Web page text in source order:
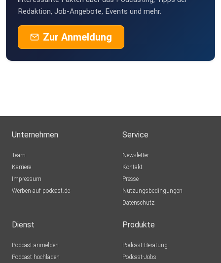
Redaktion, Job-Angebote, Events und mehr.
Zur Anmeldung
Unternehmen
Team
Karriere
Impressum
Werben auf podcast.de
Service
Newsletter
Kontakt
Presse
Nutzungsbedingungen
Datenschutz
Dienst
Podcast anmelden
Podcast hochladen
Produkte
Podcast-Beratung
Podcast-Jobs